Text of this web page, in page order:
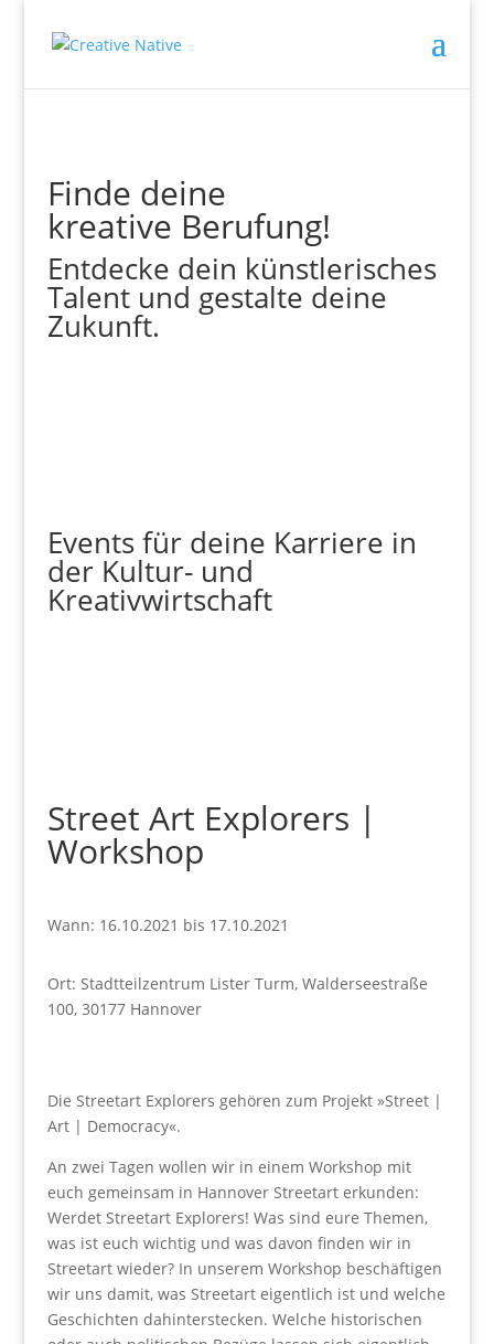
Finde deine
kreative Berufung!
Entdecke dein künstlerisches
Talent und gestalte deine
Zukunft.
Events für deine Karriere in
der Kultur- und
Kreativwirtschaft
Street Art Explorers |
Workshop
Wann: 16.10.2021 bis 17.10.2021
Ort: Stadtteilzentrum Lister Turm, Walderseestraße
100, 30177 Hannover
Die Streetart Explorers gehören zum Projekt »Street |
Art | Democracy«.
An zwei Tagen wollen wir in einem Workshop mit
euch gemeinsam in Hannover Streetart erkunden:
Werdet Streetart Explorers! Was sind eure Themen,
was ist euch wichtig und was davon finden wir in
Streetart wieder? In unserem Workshop beschäftigen
wir uns damit, was Streetart eigentlich ist und welche
Geschichten dahinterstecken. Welche historischen